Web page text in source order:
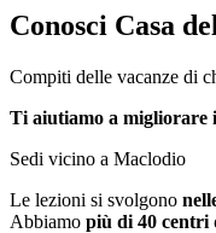
Conosci Casa
Compiti delle vacanze di
Ti aiutiamo a migliorare
Sedi vicino a Maclodio
Le lezioni si svolgono
Abbiamo più di 40